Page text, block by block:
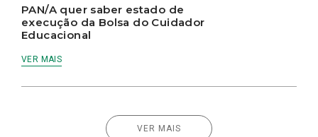
PAN/A quer saber estado de
execução da Bolsa do Cuidador
Educacional
VER MAIS
VER MAIS